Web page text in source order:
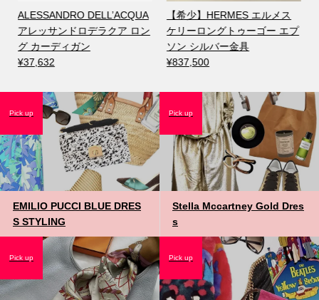
ALESSANDRO DELL’ACQUA
アレッサンドロデラクア ロン
グ カーディガン
¥37,632
【希少】HERMES エルメス
ケリーロングトゥーゴー エプ
ソン シルバー金具
¥837,500
EMILIO PUCCI BLUE DRES
S STYLING
Pick up
Stella Mccartney Gold Dres
s
Pick up
Pick up Pick up